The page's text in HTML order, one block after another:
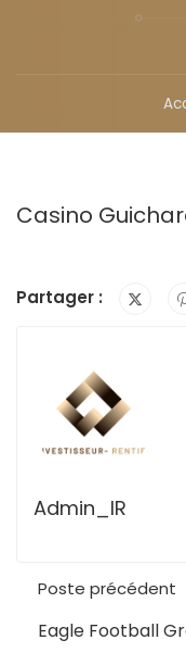
Casino
Partager :
Admin_IR
Poste précédent
Eagle Football